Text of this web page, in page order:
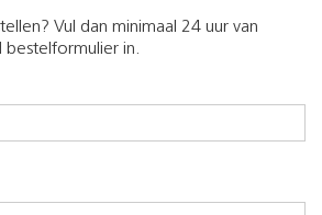
Vul dan minimaal 24 uur van
in.